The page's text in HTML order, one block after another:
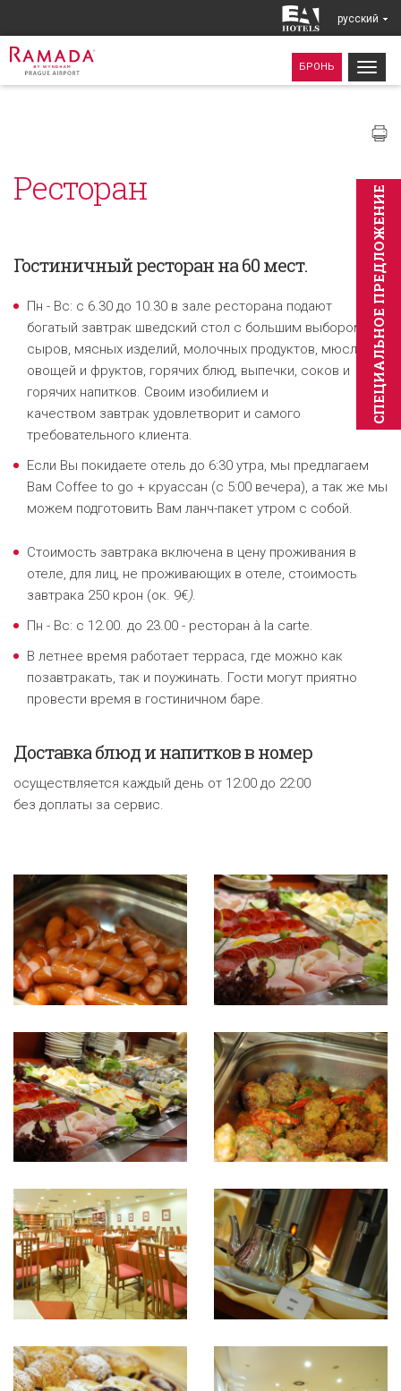
pусский
БРОНЬ
CПЕЦИAЛЬНОЕ ПРЕДЛОЖЕНИЕ
Ресторан
Гостиничный ресторан на60 мест.
Пн - Вс: с 6.30 до 10.30 в зале ресторана подают
богатый завтрак шведский стол с большим выбором
сыров, мясных изделий, молочных продуктов, мюсли,
овощей и фруктов, горячих блюд, выпечки, соков и
горячих напитков. Своим изобилием и
качеством завтрак удовлетворит и самого
требовательного клиента.
Если Вы покидаете отель до 6:30 утра, мы предлагаем
Вам Coffee to go + круассан (с 5:00 вечера), а так же мы
можем подготовить Вам ланч-пакет утром с собой.
Стоимость завтрака включена в цену проживания в
отеле, для лиц, не проживающих в отеле, стоимость
завтрака 250 крон (ок. 9€).
Пн - Вс: c 12.00. до 23.00 - ресторан à la carte.
В летнее время работает терраса, где можно как
позавтракать, так и поужинать. Гости могут приятно
провести время в гостиничном баре.
Доставка блюд и напитковв номер
осуществляется каждый день от 12:00 до 22:00
без доплаты за сервис.